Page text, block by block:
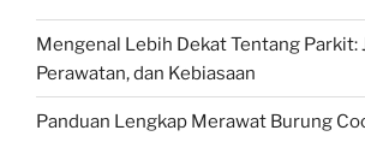
Mengenal Lebih Dekat Tentang Parkit:
Perawatan, dan Kebiasaan
Panduan Lengkap Merawat Burung